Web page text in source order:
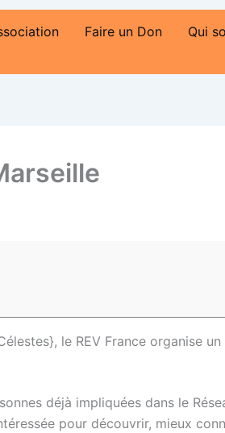
Faire un Don
Qui
le REV France organise
déjà impliquées dans le
pour découvrir, mieux